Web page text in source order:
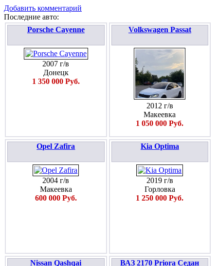
Добавить комментарий
Последние авто:
Porsche Cayenne
2007 г/в
Донецк
1 350 000 Руб.
Volkswagen Passat
2012 г/в
Макеевка
1 050 000 Руб.
Opel Zafira
2004 г/в
Макеевка
600 000 Руб.
Kia Optima
2019 г/в
Горловка
1 250 000 Руб.
Nissan Qashqai ВАЗ 2170 Priora Седан